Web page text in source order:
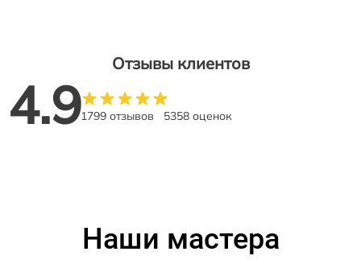
Отзывы клиентов
4.91799 отзывов 5358 оценок
Наши мастера